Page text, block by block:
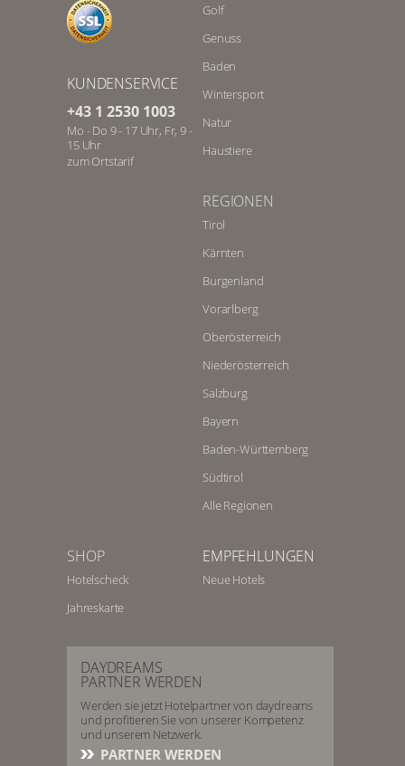
KUNDENSERVICE
+43 1 2530 1003
Mo - Do 9 - 17 Uhr, Fr, 9 -
15 Uhr
zum Ortstarif
Golf
Genuss
Baden
Wintersport
Natur
Haustiere
REGIONEN
Tirol
Kärnten
Burgenland
Vorarlberg
Oberösterreich
Niederösterreich
Salzburg
Bayern
Baden-Württemberg
Südtirol
Alle Regionen
SHOP
Hotelscheck
Jahreskarte
EMPFEHLUNGEN
Neue Hotels
DAYDREAMS
PARTNER WERDEN
Werden sie jetzt Hotelpartner von daydreams
und profitieren Sie von unserer Kompetenz
und unserem Netzwerk.
PARTNER WERDEN